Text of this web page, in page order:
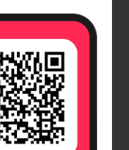
можете выбрать,
в
подарком для
представлен
в